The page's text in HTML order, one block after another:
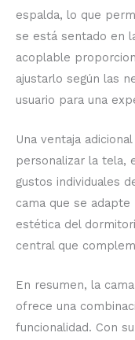
espalda, lo que
se está sentado en
acoplable
ajustarlo según las
usuario para una
Una ventaja
personalizar la tela,
gustos individuales
cama que se
estética del
central que
En resumen, la
ofrece una
funcionalidad. Con